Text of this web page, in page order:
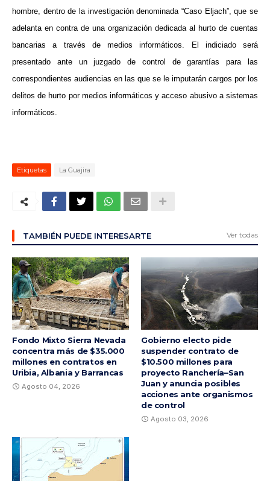
hombre, dentro de la investigación denominada “Caso Eljach”, que se
adelanta en contra de una organización dedicada al hurto de cuentas
bancarias a través de medios informáticos. El indiciado será
presentado ante un juzgado de control de garantías para las
correspondientes audiencias en las que se le imputarán cargos por los
delitos de hurto por medios informáticos y acceso abusivo a sistemas
informáticos.
Etiquetas La Guajira
TAMBIÉN PUEDE INTERESARTE Ver todas
Fondo Mixto Sierra Nevada
concentra más de $35.000
millones en contratos en
Uribia, Albania y Barrancas
Agosto 04, 2026
Gobierno electo pide
suspender contrato de
$10.500 millones para
proyecto Ranchería–San
Juan y anuncia posibles
acciones ante organismos
de control
Agosto 03, 2026